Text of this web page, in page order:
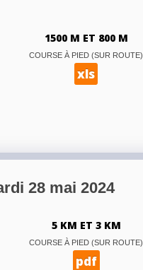
1500 M ET 800 M
COURSE À PIED (SUR ROUTE)
xls
28 mai 2024
5 KM ET 3 KM
COURSE À PIED (SUR ROUTE)
pdf